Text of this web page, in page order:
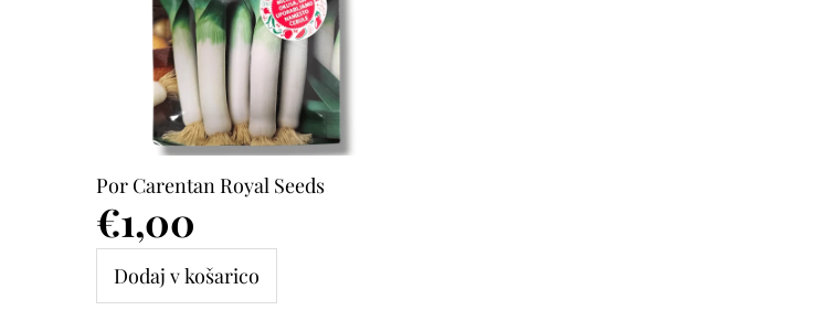
Por Carentan Royal Seeds
Cena
€1,00